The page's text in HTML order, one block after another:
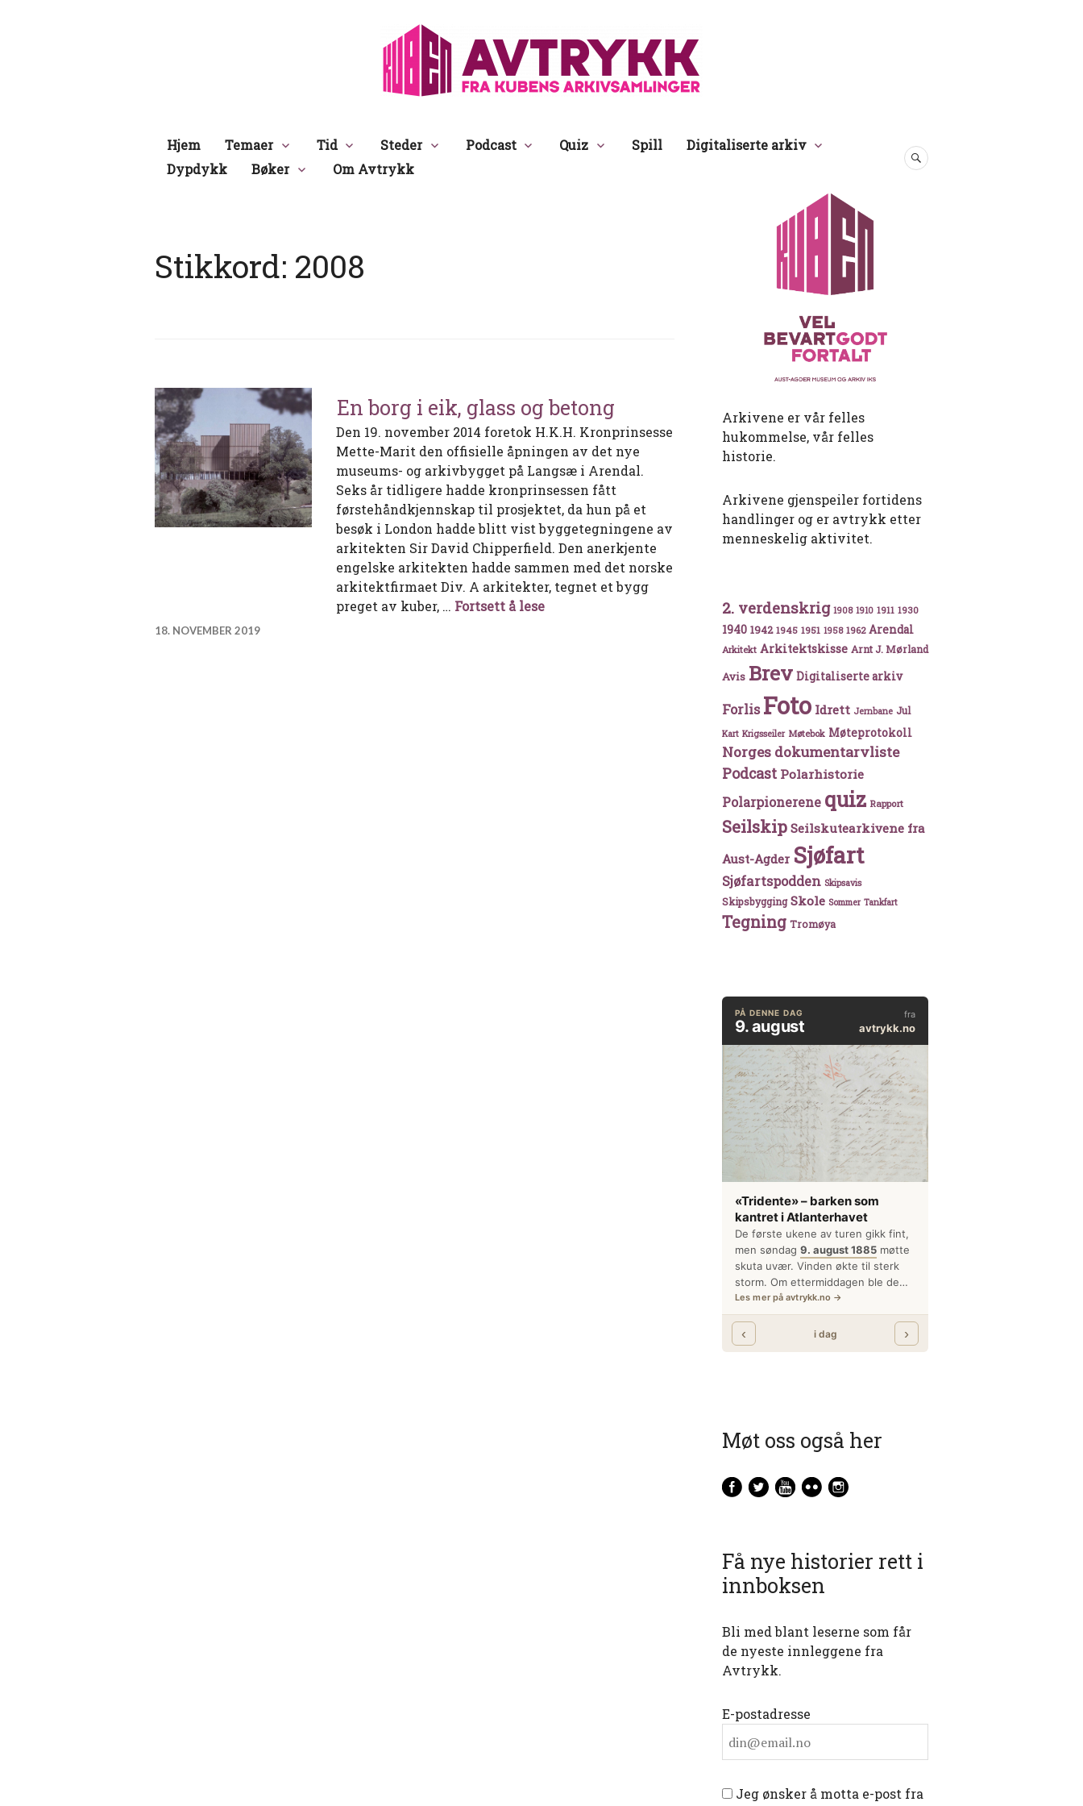
Avtrykk
Hjem Temaer Tid Steder Podcast Quiz Spill
Digitaliserte arkiv
Dypdykk
Bøker Om Avtrykk
SØK
Stikkord: 2008
En borg i eik, glass og betong
Den 19. november 2014 foretok H.K.H. Kronprinsesse
Mette-Marit den offisielle åpningen av det nye
museums- og arkivbygget på Langsæ i Arendal.
Seks år tidligere hadde kronprinsessen fått
førstehåndkjennskap til prosjektet, da hun på et
besøk i London hadde blitt vist byggetegningene av
arkitekten Sir David Chipperfield. Den anerkjente
engelske arkitekten hadde sammen med det norske
arkitektfirmaet Div. A arkitekter, tegnet et bygg
preget av kuber, … Fortsett å leseEn borg i eik, glass og betong
18. NOVEMBER 2019
Arkivene er vår felles
hukommelse, vår felles
historie.
Arkivene gjenspeiler fortidens
handlinger og er avtrykk etter
menneskelig aktivitet.
2. verdenskrig 1908 1910 1911 1930
1940 1942 1945 1951 1958 1962 Arendal
Arkitekt Arkitektskisse Arnt J. Mørland
Avis Brev Digitaliserte arkiv
Forlis Foto Idrett Jernbane Jul
Kart Krigsseiler Møtebok Møteprotokoll
Norges dokumentarvliste
Podcast Polarhistorie
Polarpionerene quiz Rapport
Seilskip Seilskutearkivene fra
Aust-Agder Sjøfart
Sjøfartspodden Skipsavis
Skipsbygging Skole Sommer Tankfart
Tegning Tromøya
Møt oss også her
Få nye historier rett i
innboksen
Bli med blant leserne som får
de nyeste innleggene fra
Avtrykk.
E-postadresse
Jeg ønsker å motta e-post fra